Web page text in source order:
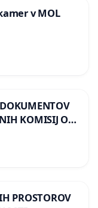
v MOL
KOMISIJ O
PROSTOROV